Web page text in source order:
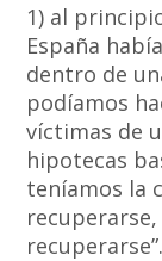
1) al
España
dentro de
podíamos
víctimas de
hipotecas
teníamos la
recuperarse”.